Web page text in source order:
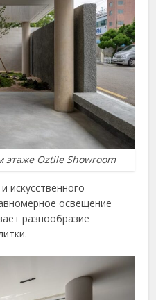
этаже Oztile Showroom
искусственного
освещение
разнообразие